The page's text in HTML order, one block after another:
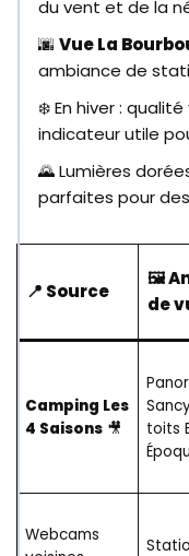
du vent et de la
🌆 Vue La
ambiance de
❄️ En hiver :
indicateur utile
🌄 Lumières
parfaites pour
📍 Source
🖼️
de
Camping Les
4 Saisons🎥
toits
Webcams